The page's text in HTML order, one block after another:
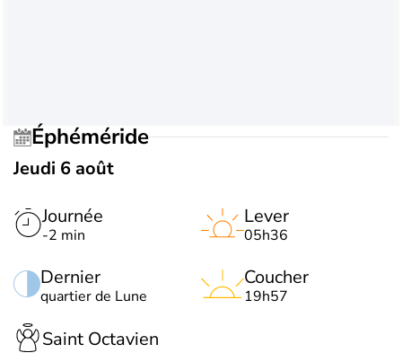
Éphéméride
Jeudi 6 août
Journée
-2 min
Dernier
quartier de Lune
Lever
05h36
Coucher
19h57
Saint Octavien